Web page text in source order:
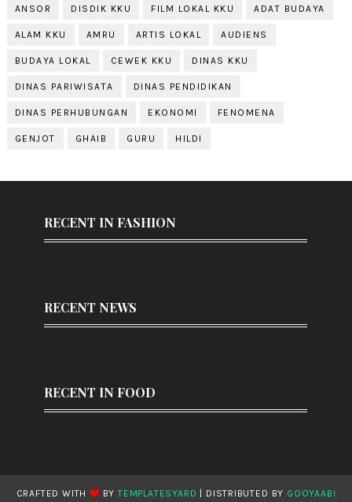
ANSOR DISDIK KKU FILM LOKAL KKU ADAT BUDAYA
ALAM KKU AMRU ARTIS LOKAL AUDIENS
BUDAYA LOKAL CEWEK KKU DINAS KKU
DINAS PARIWISATA DINAS PENDIDIKAN
DINAS PERHUBUNGAN EKONOMI FENOMENA
GENJOT GHAIB GURU HILDI
RECENT IN FASHION
RECENT NEWS
RECENT IN FOOD
CRAFTED WITH BYTEMPLATESYARD | DISTRIBUTED BY GOOYAABI